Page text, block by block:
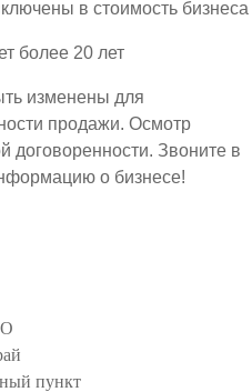
в стоимость бизнеса
более 20 лет
изменены для
продажи. Осмотр
договоренности. Звоните в
о бизнесе!
пункт